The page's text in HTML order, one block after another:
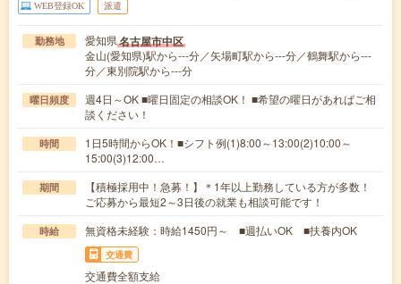
WEB登録OK 派遣
勤務地 愛知県名古屋市中区
金山(愛知県)駅から---分／矢場町駅から---分／鶴舞駅から---
分／東別院駅から---分
曜日頻度
週4日～OK ■曜日固定の相談OK！ ■希望の曜日があればご相
談ください！
時間
1日5時間からOK！■シフト例(1)8:00～13:00(2)10:00～
15:00(3)12:00…
期間
【積極採用中！急募！】＊1年以上勤務している方が多数！
ご応募から最短2～3日後の就業も相談可能です！
時給 無資格未経験：時給1450円～ ■週払いOK ■扶養内OK
交通費
交通費全額支給